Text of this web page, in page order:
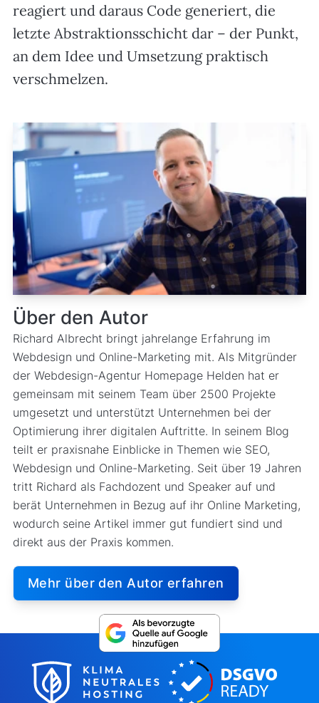
reagiert und daraus Code generiert, die
letzte Abstraktionsschicht dar – der Punkt,
an dem Idee und Umsetzung praktisch
verschmelzen.
Über den Autor
Richard Albrecht bringt jahrelange Erfahrung im
Webdesign und Online-Marketing mit. Als Mitgründer
der Webdesign-Agentur Homepage Helden hat er
gemeinsam mit seinem Team über 2500 Projekte
umgesetzt und unterstützt Unternehmen bei der
Optimierung ihrer digitalen Auftritte. In seinem Blog
teilt er praxisnahe Einblicke in Themen wie SEO,
Webdesign und Online-Marketing. Seit über 19 Jahren
tritt Richard als Fachdozent und Speaker auf und
berät Unternehmen in Bezug auf ihr Online Marketing,
wodurch seine Artikel immer gut fundiert sind und
direkt aus der Praxis kommen.
Mehr über den Autor erfahren